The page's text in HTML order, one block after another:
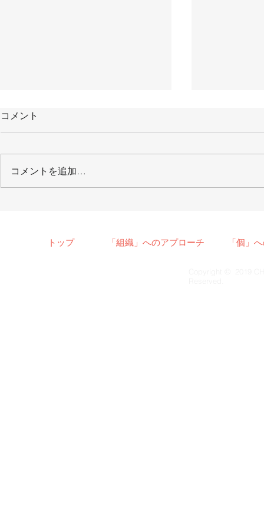
コメント
コメントを追加…
「組織」へのアプローチ
トップ 「個」